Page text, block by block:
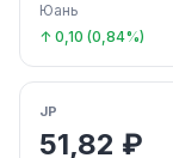
Юань
↑ 0,10 (0,84%)
JP
51,82 ₽